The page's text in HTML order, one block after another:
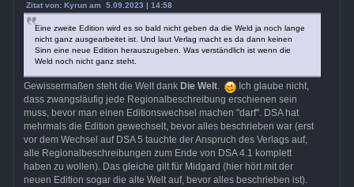
Zitat von: Kyrun am 5.09.2023 | 14:58
Eine zweite Edition wird es so bald nicht geben da die Weld ja noch lange
nicht ganz ausgearbeitet ist. Und laut Verlag macht es da dann keinen
Sinn eine neue Edition herauszugeben. Was verständlich ist wenn die
Weld noch nicht ganz steht.
Gewissermaßen steht die Welt dank Die Welt.
Ich glaube nicht,
dass zwangsläufig jede Regionalbeschreibung erschienen sein
muss, bevor man einen Editionswechsel machen "darf". DSA hat
mehrmals die Edition gewechselt, bevor alles beschrieben war (erst
vor dem Wechsel auf DSA 5 tauchte der Anspruch des Verlags auf,
alle Regionalbeschreibungen zum Ende von DSA 4.1 komplett
haben zu wollen). Das gleiche gilt für Midgard (hier hört mit der
neuen Edition sogar die alte Welt auf, bevor alles beschrieben ist).